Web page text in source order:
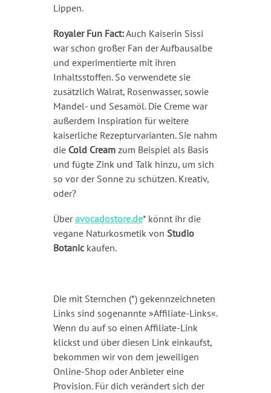
Lippen.
Royaler Fun Fact:Auch Kaiserin Sissi
war schon großer Fan der Aufbausalbe
und experimentierte mit ihren
Inhaltsstoffen. So verwendete sie
zusätzlich Walrat, Rosenwasser, sowie
Mandel- und Sesamöl. Die Creme war
außerdem Inspiration für weitere
kaiserliche Rezepturvarianten. Sie nahm
die Cold Creamzum Beispiel als Basis
und fügte Zink und Talk hinzu, um sich
so vor der Sonne zu schützen. Kreativ,
oder?
Überavocadostore.de* könnt ihr die
vegane Naturkosmetik von Studio
Botanickaufen.
Die mit Sternchen (*) gekennzeichneten
Links sind sogenannte »Affiliate-Links«.
Wenn du auf so einen Affiliate-Link
klickst und über diesen Link einkaufst,
bekommen wir von dem jeweiligen
Online-Shop oder Anbieter eine
Provision. Für dich verändert sich der